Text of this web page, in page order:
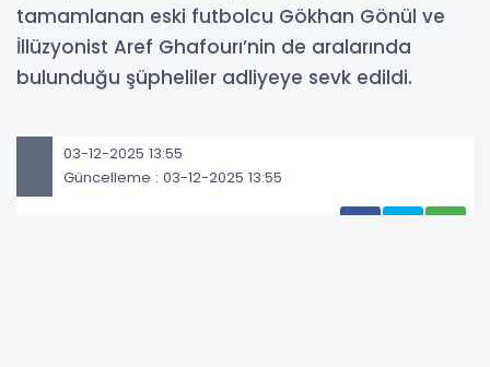
tamamlanan eski futbolcu Gökhan Gönül ve
İllüzyonist Aref Ghafourı’nin de aralarında
bulunduğu şüpheliler adliyeye sevk edildi.
03-12-2025 13:55
Güncelleme : 03-12-2025 13:55